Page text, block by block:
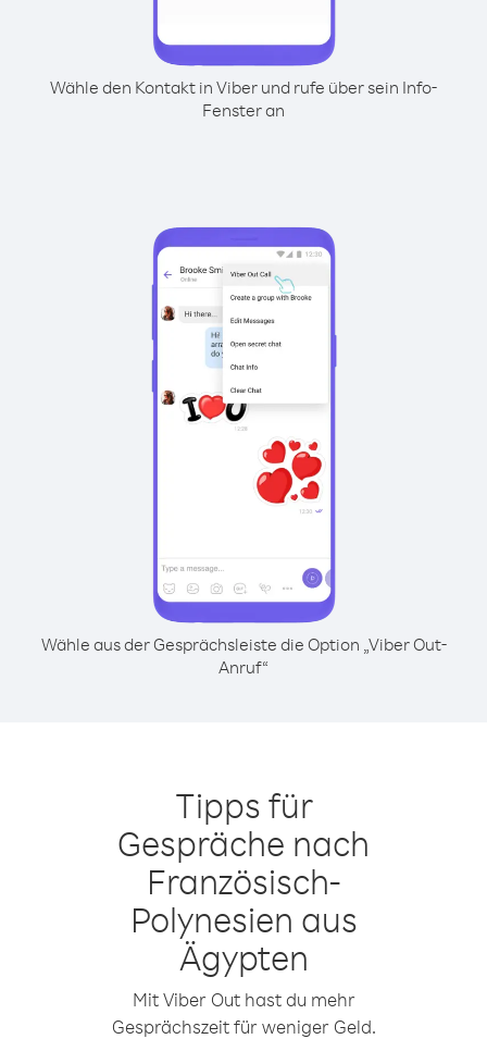
Wähle den Kontakt in Viber und rufe über sein Info-
Fenster an
Wähle aus der Gesprächsleiste die Option „Viber Out-
Anruf“
Tipps für
Gespräche nach
Französisch-
Polynesien aus
Ägypten
Mit Viber Out hast du mehr
Gesprächszeit für weniger Geld.